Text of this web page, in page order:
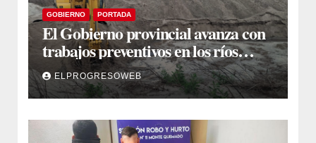
GOBIERNO PORTADA
El Gobierno provincial avanza con
trabajos preventivos en los ríos
Dulce y Salado y en los Bajos
Submeridionales
ELPROGRESOWEB